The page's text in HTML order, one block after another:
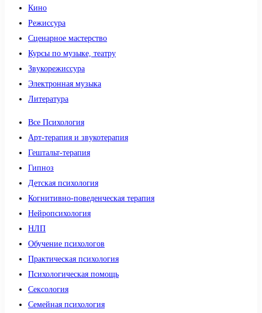
Кино
Режиссура
Сценарное мастерство
Курсы по музыке, театру
Звукорежиссура
Электронная музыка
Литература
Все Психология
Арт-терапия и звукотерапия
Гештальт-терапия
Гипноз
Детская психология
Когнитивно-поведенческая терапия
Нейропсихология
НЛП
Обучение психологов
Практическая психология
Психологическая помощь
Сексология
Семейная психология